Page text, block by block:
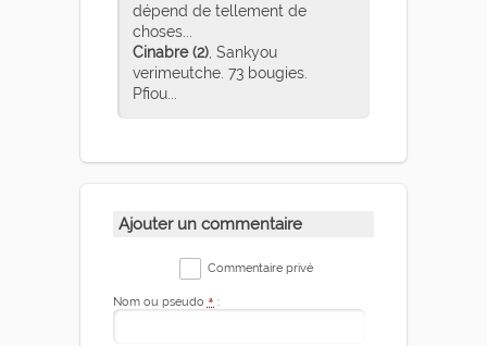
dépend de tellement de
choses...
Cinabre (2), Sankyou
verimeutche. 73 bougies.
Pfiou...
Ajouter un commentaire
Commentaire privé
Nom ou pseudo * :